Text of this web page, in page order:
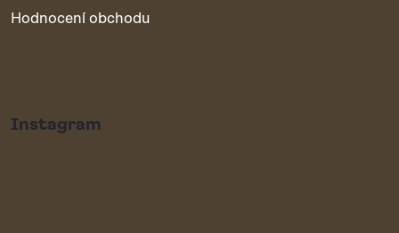
Hodnocení obchodu
Instagram